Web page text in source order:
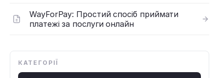
КАТЕГОРІЇ
WayForPay: Простий спосіб приймати
платежі за послуги онлайн